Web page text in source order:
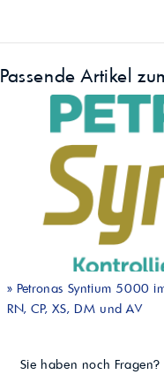
Passende Artikel
» Petronas Syntium 5000
RN, CP, XS, DM und AV
Sie haben noch Fragen?